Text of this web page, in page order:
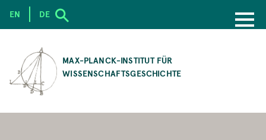
CONTENT
MAX-PLANCK-INSTITUT FÜR
WISSENSCHAFTSGESCHICHTE
EN DE